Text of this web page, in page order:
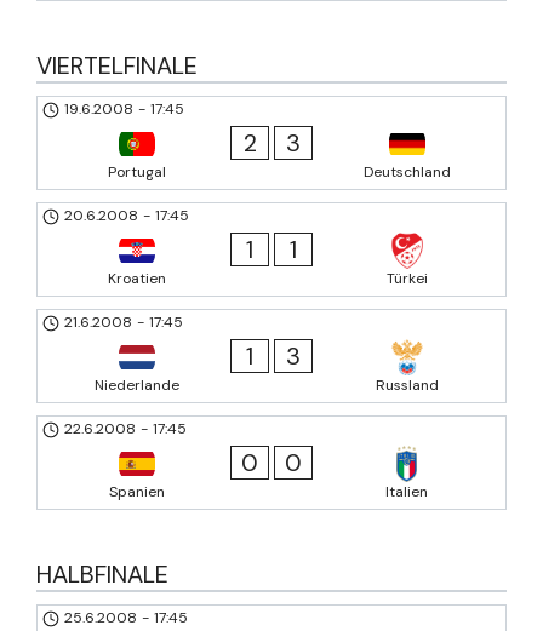
VIERTELFINALE
19.6.2008 - 17:45
Portugal
2 3
Deutschland
20.6.2008 - 17:45
Kroatien
1 1
Türkei
21.6.2008 - 17:45
Niederlande
1 3
Russland
22.6.2008 - 17:45
Spanien
0 0
Italien
HALBFINALE
25.6.2008 - 17:45